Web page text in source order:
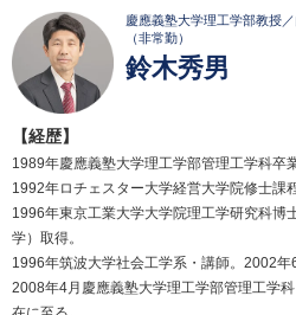
慶應義塾大学理工学部教授
（非常勤）
鈴木秀男
【経歴】
1989年慶應義塾大学理工学部管理工学科卒業
1992年ロチェスター大学経営大学院修士課
1996年東京工業大学大学院理工学研究科博
学）取得。
1996年筑波大学社会工学系・講師。2002年
2008年4月慶應義塾大学理工学部管理工学